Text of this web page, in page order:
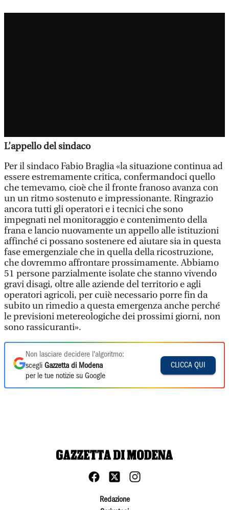
L’appello del sindaco
Per il sindaco Fabio Braglia «la situazione continua ad
essere estremamente critica, confermandoci quello
che temevamo, cioè che il fronte franoso avanza con
un un ritmo sostenuto e impressionante. Ringrazio
ancora tutti gli operatori e i tecnici che sono
impegnati nel monitoraggio e contenimento della
frana e lancio nuovamente un appello alle istituzioni
affinché ci possano sostenere ed aiutare sia in questa
fase emergenziale che in quella della ricostruzione,
che dovremmo affrontare prossimamente. Abbiamo
51 persone parzialmente isolate che stanno vivendo
gravi disagi, oltre alle aziende del territorio e agli
operatori agricoli, per cuiè necessario porre fin da
subito un rimedio a questa emergenza anche perché
le previsioni metereologiche dei prossimi giorni, non
sono rassicuranti».
Non lasciare decidere l'algoritmo:
scegli Gazzetta di Modena
per le tue notizie su Google
CLICCA QUI
Redazione